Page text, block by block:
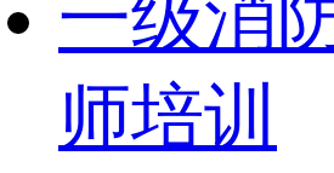
一级消
师培训